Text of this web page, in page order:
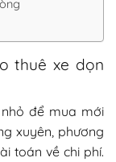
thuê xe dọn
để mua mới
xuyên, phương
toán về chi phí.